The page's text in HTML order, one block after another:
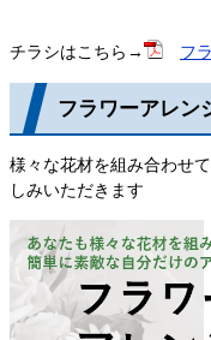
チラシはこちら→ フ
フラワーアレン
様々な花材を組み合わせ
しみいただきます